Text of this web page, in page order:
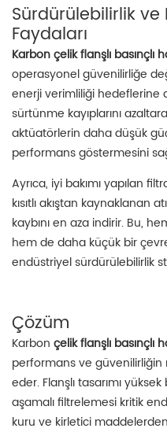
Sürdürülebilirlik ve
Faydaları
Karbon çelik flanşlı basınçlı
operasyonel güvenilirliğe
enerji verimliliği hedeflerine
sürtünme kayıplarını
aktüatörlerin daha düşük
performans göstermesini
Ayrıca, iyi bakımı yapılan
kısıtlı akıştan kaynaklanan
kaybını en aza indirir. Bu,
hem de daha küçük bir
endüstriyel sürdürülebilirlik
Çözüm
Karbon çelik flanşlı basınçlı
performans ve
eder. Flanşlı tasarımı
aşamalı filtrelemesi kritik
kuru ve kirletici maddelerden